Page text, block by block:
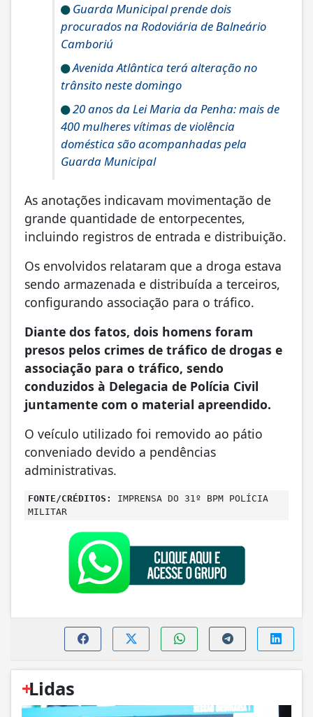
Guarda Municipal prende dois
procurados na Rodoviária de Balneário
Camboriú
Avenida Atlântica terá alteração no
trânsito neste domingo
20 anos da Lei Maria da Penha: mais de
400 mulheres vítimas de violência
doméstica são acompanhadas pela
Guarda Municipal
As anotações indicavam movimentação de
grande quantidade de entorpecentes,
incluindo registros de entrada e distribuição.
Os envolvidos relataram que a droga estava
sendo armazenada e distribuída a terceiros,
configurando associação para o tráfico.
Diante dos fatos, dois homens foram
presos pelos crimes de tráfico de drogas e
associação para o tráfico, sendo
conduzidos à Delegacia de Polícia Civil
juntamente com o material apreendido.
O veículo utilizado foi removido ao pátio
conveniado devido a pendências
administrativas.
FONTE/CRÉDITOS:
IMPRENSA DO 31º BPM POLÍCIA
MILITAR
+
Lidas